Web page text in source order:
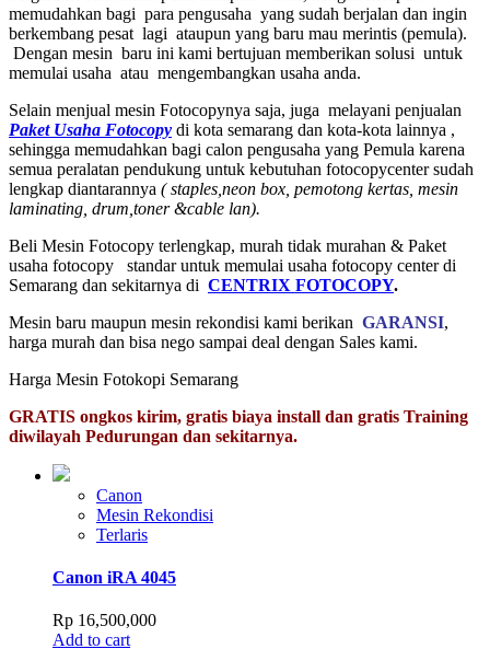
memudahkan bagi para pengusaha yang sudah berjalan dan ingin
berkembang pesat lagi ataupun yang baru mau merintis (pemula).
Dengan mesin baru ini kami bertujuan memberikan solusi untuk
memulai usaha atau mengembangkan usaha anda.
Selain menjual mesin Fotocopynya saja, juga melayani penjualan
Paket Usaha Fotocopy di kota semarang dan kota-kota lainnya ,
sehingga memudahkan bagi calon pengusaha yang Pemula karena
semua peralatan pendukung untuk kebutuhan fotocopycenter sudah
lengkap diantarannya ( staples,neon box, pemotong kertas, mesin
laminating, drum,toner &cable lan).
Beli Mesin Fotocopy terlengkap, murah tidak murahan & Paket
usaha fotocopy standar untuk memulai usaha fotocopy center di
Semarang dan sekitarnya di CENTRIX FOTOCOPY.
Mesin baru maupun mesin rekondisi kami berikan GARANSI,
harga murah dan bisa nego sampai deal dengan Sales kami.
Harga Mesin Fotokopi Semarang
GRATIS ongkos kirim, gratis biaya install dan gratis Training
diwilayah Pedurungan dan sekitarnya.
Canon
Mesin Rekondisi
Terlaris
Canon iRA 4045
Rp 16,500,000
Add to cart